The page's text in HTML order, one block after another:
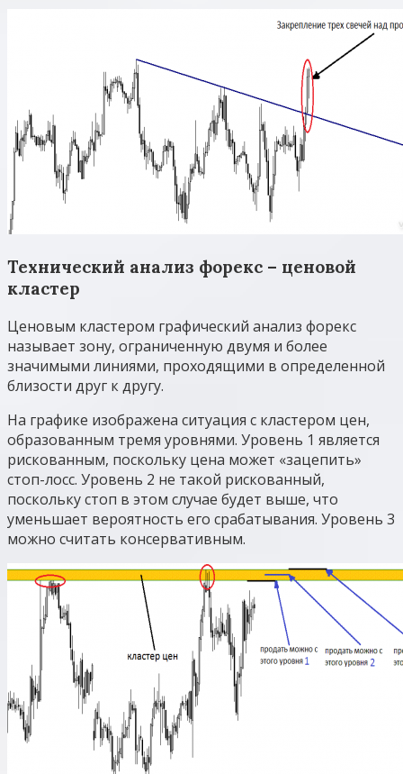
Технический анализ форекс – ценовой
кластер
Ценовым кластером графический анализ форекс
называет зону, ограниченную двумя и более
значимыми линиями, проходящими в определенной
близости друг к другу.
На графике изображена ситуация с кластером цен,
образованным тремя уровнями. Уровень 1 является
рискованным, поскольку цена может «зацепить»
стоп-лосс. Уровень 2 не такой рискованный,
поскольку стоп в этом случае будет выше, что
уменьшает вероятность его срабатывания. Уровень 3
можно считать консервативным.